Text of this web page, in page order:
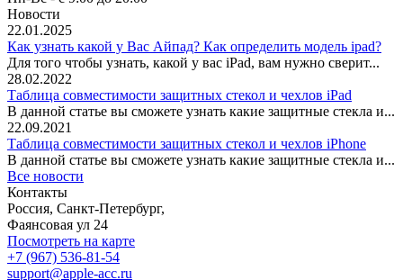
Новости
22.01.2025
Как узнать какой у Вас Айпад? Как определить модель ipad?
Для того чтобы узнать, какой у вас iPad, вам нужно сверит...
28.02.2022
Таблица совместимости защитных стекол и чехлов iPad
В данной статье вы сможете узнать какие защитные стекла и...
22.09.2021
Таблица совместимости защитных стекол и чехлов iPhone
В данной статье вы сможете узнать какие защитные стекла и...
Все новости
Контакты
Россия, Санкт-Петербург,
Фаянсовая ул 24
Посмотреть на карте
+7 (967) 536-81-54
support@apple-acc.ru